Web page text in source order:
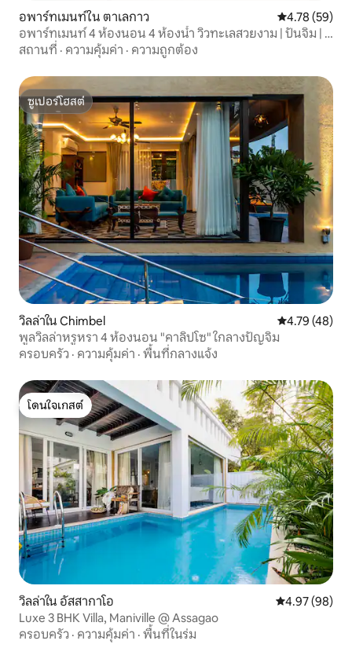
อพาร์ทเมนท์ใน ตาเลกาว คะแนนเฉลี่ย
4.78 (59)
อพาร์ทเมนท์ 4 ห้องนอน 4 ห้องน้ำ วิวทะเลสวยงาม | ปันจิม | มิ
ราชยา C401
สถานที่ · ความคุ้มค่า · ความถูกต้อง
ซูเปอร์โฮสต์
ซูเปอร์โฮสต์
วิลล่าใน Chimbel คะแนนเฉลี่ย
4.79 (48)
พูลวิลล่าหรูหรา 4 ห้องนอน "คาลิปโซ" ใกลางปัญจิม
ครอบครัว · ความคุ้มค่า · พื้นที่กลางแจ้ง
โดนใจเกสต์
โดนใจเกสต์
วิลล่าใน อัสสากาโอ คะแนนเฉลี่ย
4.97 (98)
Luxe 3 BHK Villa, Maniville @ Assagao
ครอบครัว · ความคุ้มค่า · พื้นที่ในร่ม